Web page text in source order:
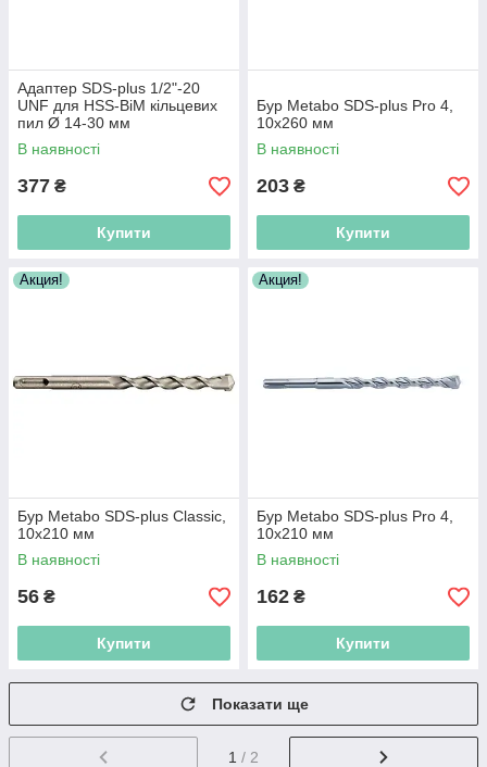
Адаптер SDS-plus 1/2"-20
UNF для HSS-BiM кільцевих
пил Ø 14-30 мм
В наявності
377 ₴
Купити
Бур Metabo SDS-plus Pro 4,
10х260 мм
В наявності
203 ₴
Купити
Акция!
Бур Metabo SDS-plus Classic,
10х210 мм
В наявності
56 ₴
Купити
Акция!
Бур Metabo SDS-plus Pro 4,
10х210 мм
В наявності
162 ₴
Купити
Показати ще
1 / 2